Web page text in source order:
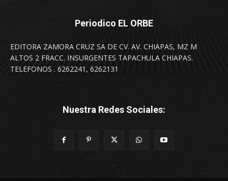
Periodico EL ORBE
EDITORA ZAMORA CRUZ SA DE CV. AV. CHIAPAS, MZ M
ALTOS 2 FRACC. INSURGENTES TAPACHULA CHIAPAS.
TELEFONOS . 6262241, 6262131
Nuestra Redes Sociales: